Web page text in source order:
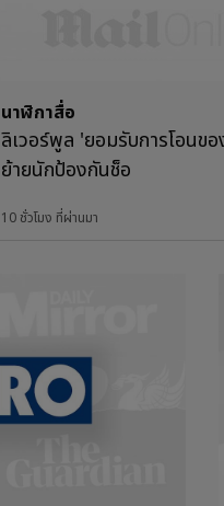
นาฬิกาสื่อ
ลิเวอร์พูล 'ยอมรับการโอนข
ย้ายนักป้องกันช็อ
10 ชั่วโมง ที่ผ่านมา